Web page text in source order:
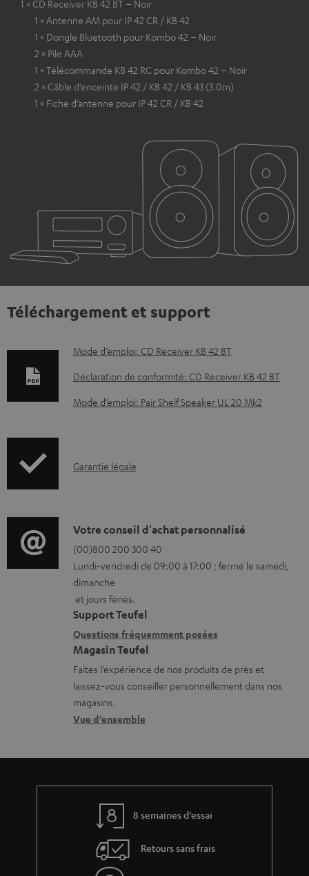
1 × CD Receiver KB 42 BT – Noir
1 × Antenne AM pour IP 42 CR / KB 42
1 × Dongle Bluetooth pour Kombo 42 – Noir
2 × Pile AAA
1 × Télécommande KB 42 RC pour Kombo 42 – Noir
2 × Câble d’enceinte IP 42 / KB 42 / KB 43 (3.0m)
1 × Fiche d’antenne pour IP 42 CR / KB 42
Téléchargement et support
D
o
u
n
t
é
l
é
c
h
a
r
g
e
l
Mode d’emploi: CD Receiver KB 42 BT
Déclaration de conformité: CD Receiver KB 42 BT
Mode d’emploi: Pair Shelf Speaker UL 20 Mk2
I
o
r
m
a
t
i
o
n
s
r
l
Garantie légale
D
é
t
a
i
l
s
c
o
n
a
Votre conseil d'achat personnalisé
(00)800 200 300 40
Lundi-vendredi de 09:00 à 17:00 ; fermé le samedi,
dimanche
et jours fériés.
Support Teufel
Questions fréquemment posées
Magasin Teufel
Faites l’expérience de nos produits de près et
laissez-vous conseiller personnellement dans nos
magasins.
Vue d’ensemble
8 semaines d'essai
Retours sans frais